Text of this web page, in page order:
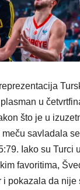
u
što je u
meču savladala
Iako su Turci
favoritima,
i pokazala da nije